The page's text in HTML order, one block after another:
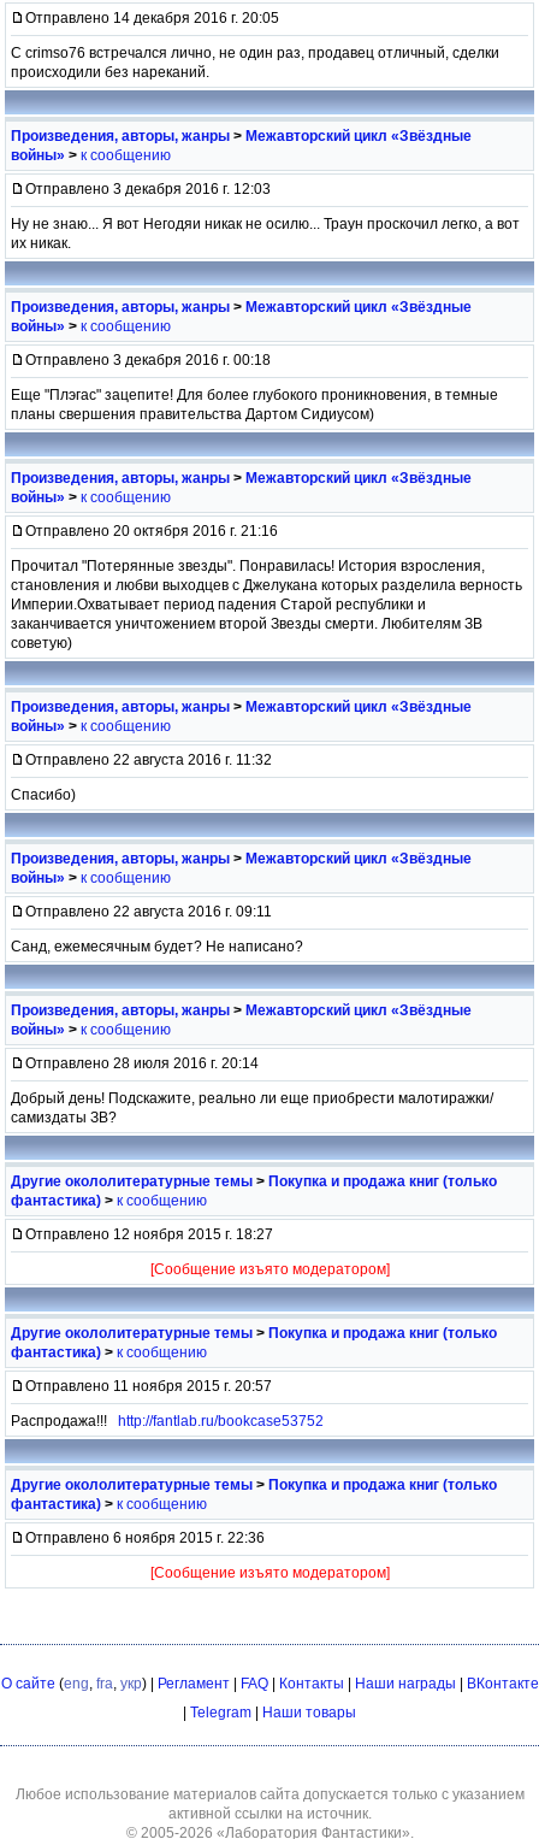
Отправлено 14 декабря 2016 г. 20:05
С crimso76 встречался лично, не один раз, продавец отличный, сделки
происходили без нареканий.
Произведения, авторы, жанры > Межавторский цикл «Звёздные
войны» > к сообщению
Отправлено 3 декабря 2016 г. 12:03
Ну не знаю... Я вот Негодяи никак не осилю... Траун проскочил легко, а вот
их никак.
Произведения, авторы, жанры > Межавторский цикл «Звёздные
войны» > к сообщению
Отправлено 3 декабря 2016 г. 00:18
Еще "Плэгас" зацепите! Для более глубокого проникновения, в темные
планы свершения правительства Дартом Сидиусом)
Произведения, авторы, жанры > Межавторский цикл «Звёздные
войны» > к сообщению
Отправлено 20 октября 2016 г. 21:16
Прочитал "Потерянные звезды". Понравилась! История взросления,
становления и любви выходцев с Джелукана которых разделила верность
Империи.Охватывает период падения Старой республики и
заканчивается уничтожением второй Звезды смерти. Любителям ЗВ
советую)
Произведения, авторы, жанры > Межавторский цикл «Звёздные
войны» > к сообщению
Отправлено 22 августа 2016 г. 11:32
Спасибо)
Произведения, авторы, жанры > Межавторский цикл «Звёздные
войны» > к сообщению
Отправлено 22 августа 2016 г. 09:11
Санд, ежемесячным будет? Не написано?
Произведения, авторы, жанры > Межавторский цикл «Звёздные
войны» > к сообщению
Отправлено 28 июля 2016 г. 20:14
Добрый день! Подскажите, реально ли еще приобрести малотиражки/
самиздаты ЗВ?
Другие окололитературные темы > Покупка и продажа книг (только
фантастика) > к сообщению
Отправлено 12 ноября 2015 г. 18:27
[Сообщение изъято модератором]
Другие окололитературные темы > Покупка и продажа книг (только
фантастика) > к сообщению
Отправлено 11 ноября 2015 г. 20:57
Распродажа!!! http://fantlab.ru/bookcase53752
Другие окололитературные темы > Покупка и продажа книг (только
фантастика) > к сообщению
Отправлено 6 ноября 2015 г. 22:36
[Сообщение изъято модератором]
О сайте (eng, fra, укр) | Регламент| FAQ| Контакты | Наши награды | ВКонтакте
| Telegram | Наши товары
Любое использование материалов сайта допускается только с указанием
активной ссылки на источник.
© 2005-2026 «Лаборатория Фантастики».